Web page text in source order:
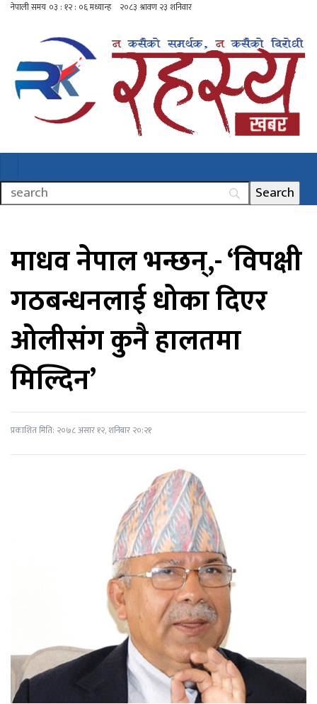
माधव नेपाल भन्छन्,- ‘विपक्षी
गठबन्धनलाई धोका दिएर
ओलीसंग कुनै हालतमा
मिल्दिन’
प्रकाशित मिति: २०७८ असार १२, शनिबार २०:२१